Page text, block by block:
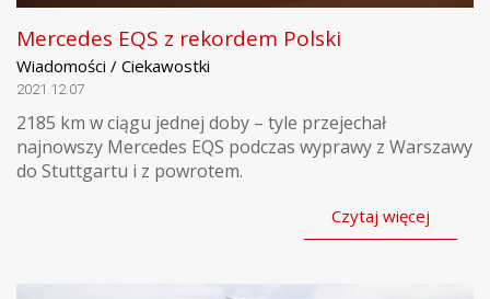
Mercedes EQS z rekordem Polski
Wiadomości / Ciekawostki
2021.12.07
2185 km w ciągu jednej doby – tyle przejechał
najnowszy Mercedes EQS podczas wyprawy z Warszawy
do Stuttgartu i z powrotem.
Czytaj więcej